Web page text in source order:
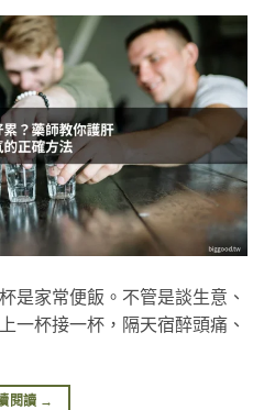
是家常便飯。不管是談生意、
一杯接一杯，隔天宿醉頭痛、
閱讀 →